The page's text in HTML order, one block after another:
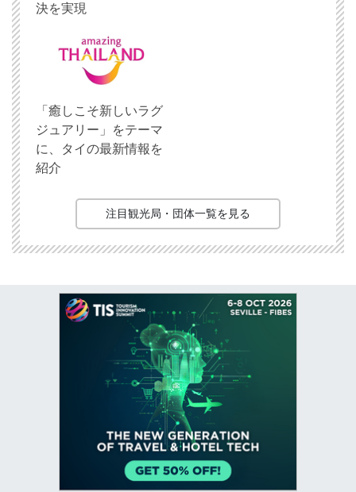
決を実現
「癒しこそ新しいラグ
ジュアリー」をテーマ
に、タイの最新情報を
紹介
注目観光局・団体一覧を見る